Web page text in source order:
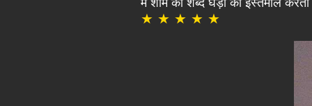
मैं शाम को शब्द घड़ी का इस्तेमाल
★ ★ ★ ★ ★